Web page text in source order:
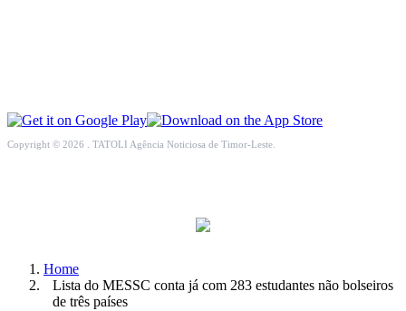
Copyright © 2026 . TATOLI Agência Noticiosa de Timor-Leste.
Home
Lista do MESSC conta já com 283 estudantes não bolseiros
de três países